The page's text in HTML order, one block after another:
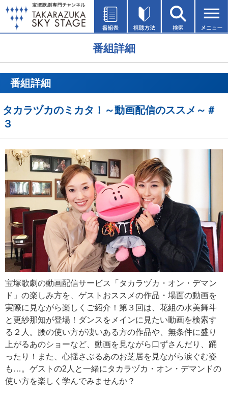
番組詳細
番組詳細
タカラヅカのミカタ！～動画配信のススメ～＃
３
宝塚歌劇の動画配信サービス「タカラヅカ・オン・デマン
ド」の楽しみ方を、ゲストおススメの作品・場面の動画を
実際に見ながら楽しくご紹介！第３回は、花組の水美舞斗
と更紗那知が登場！ダンスをメインに見たい動画を検索す
る２人。腰の使い方が凄いある方の作品や、無条件に盛り
上がるあのショーなど、動画を見ながら口ずさんだり、踊
ったり！また、心揺さぶるあのお芝居を見ながら涙ぐむ姿
も…。ゲストの2人と一緒にタカラヅカ・オン・デマンドの
使い方を楽しく学んでみませんか？